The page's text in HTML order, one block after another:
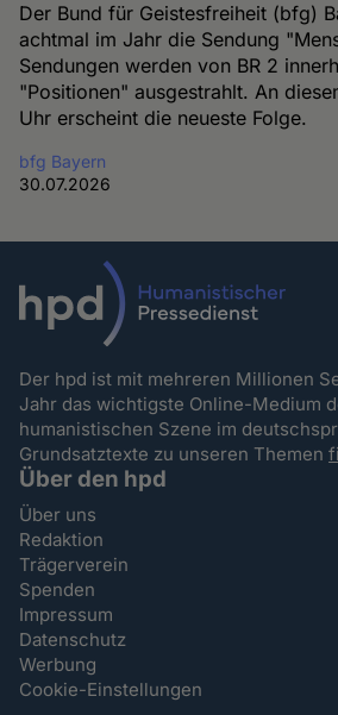
Der Bund für Geistesfreiheit (bfg)
achtmal im Jahr die Sendung
Sendungen werden von BR 2
"Positionen" ausgestrahlt. An
Uhr erscheint die neueste Folge.
bfg Bayern
30.07.2026
Der hpd ist mit mehreren Millionen
Jahr das wichtigste Online-Medium
humanistischen Szene im
Grundsatztexte zu unseren Themen
Über den hpd
Über uns
Redaktion
Trägerverein
Spenden
Impressum
Datenschutz
Werbung
Cookie-Einstellungen